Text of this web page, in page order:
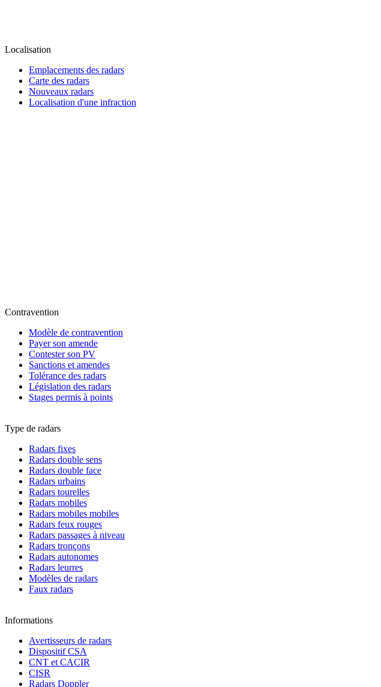
Localisation
Emplacements des radars
Carte des radars
Nouveaux radars
Localisation d'une infraction
Contravention
Modèle de contravention
Payer son amende
Contester son PV
Sanctions et amendes
Tolérance des radars
Législation des radars
Stages permis à points
Type de radars
Radars fixes
Radars double sens
Radars double face
Radars urbains
Radars tourelles
Radars mobiles
Radars mobiles mobiles
Radars feux rouges
Radars passages à niveau
Radars tronçons
Radars autonomes
Radars leurres
Modèles de radars
Faux radars
Informations
Avertisseurs de radars
Dispositif CSA
CNT et CACIR
CISR
Radars Doppler